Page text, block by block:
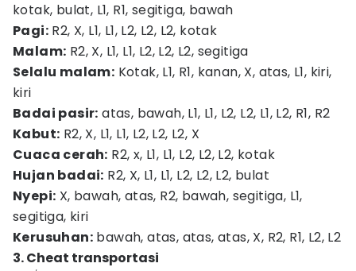
kotak, bulat, L1, R1, segitiga, bawah
Pagi: R2, X, L1, L1, L2, L2, L2, kotak
Malam: R2, X, L1, L1, L2, L2, L2, segitiga
Selalu malam: Kotak, L1, R1, kanan, X, atas, L1, kiri,
kiri
Badai pasir: atas, bawah, L1, L1, L2, L2, L1, L2, R1, R2
Kabut: R2, X, L1, L1, L2, L2, L2, X
Cuaca cerah: R2, x, L1, L1, L2, L2, L2, kotak
Hujan badai: R2, X, L1, L1, L2, L2, L2, bulat
Nyepi: X, bawah, atas, R2, bawah, segitiga, L1,
segitiga, kiri
Kerusuhan: bawah, atas, atas, atas, X, R2, R1, L2, L2
3. Cheat transportasi